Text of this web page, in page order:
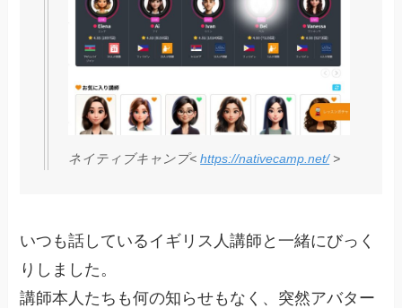
ネイティブキャンプ<https://nativecamp.net/>
いつも話しているイギリス人講師と一緒にびっく
りしました。
講師本人たちも何の知らせもなく、突然アバター